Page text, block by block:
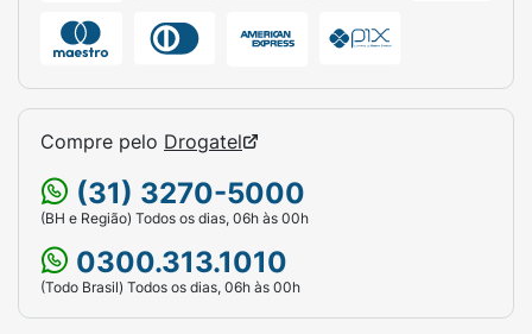
Compre pelo Drogatel
(31) 3270-5000
(BH e Região) Todos os dias, 06h às 00h
0300.313.1010
(Todo Brasil) Todos os dias, 06h às 00h